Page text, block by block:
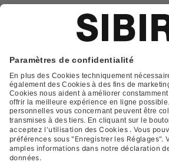
Contact
FAQ
Déclaration de protection